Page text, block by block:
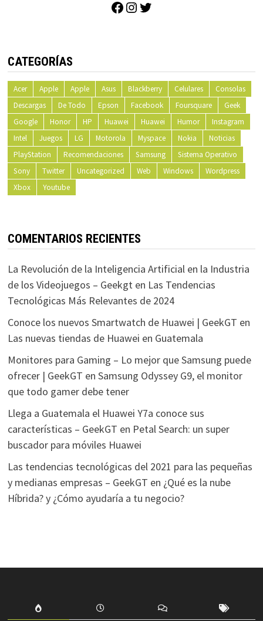
Facebook
Instagram
CATEGORÍAS
Acer Apple Apple Asus Blackberry Celulares
Consolas
Descargas
De Todo Epson Facebook Foursquare
Geek
Google
Honor HP Huawei Huawei Humor
Instagram
Intel
Juegos LG Motorola Myspace Nokia
Noticias
PlayStation
Recomendaciones Samsung
Sistema Operativo
Sony
Twitter Uncategorized Web Windows
Wordpress
Xbox
Youtube
COMENTARIOS RECIENTES
La Revolución de la Inteligencia Artificial en la Industria
de los Videojuegos – Geekgt en Las Tendencias
Tecnológicas Más Relevantes de 2024
Conoce los nuevos Smartwatch de Huawei | GeekGT en
Las nuevas tiendas de Huawei en Guatemala
Monitores para Gaming – Lo mejor que Samsung puede
ofrecer | GeekGT en Samsung Odyssey G9, el monitor
que todo gamer debe tener
Llega a Guatemala el Huawei Y7a conoce sus
características – GeekGT en Petal Search: un super
buscador para móviles Huawei
Las tendencias tecnológicas del 2021 para las pequeñas
y medianas empresas – GeekGT en ¿Qué es la nube
Híbrida? y ¿Cómo ayudaría a tu negocio?